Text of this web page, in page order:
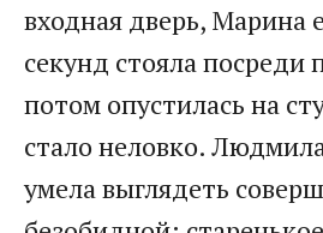
входная дверь, Марина
секунд стояла посреди
потом опустилась на
стало неловко.
умела выглядеть